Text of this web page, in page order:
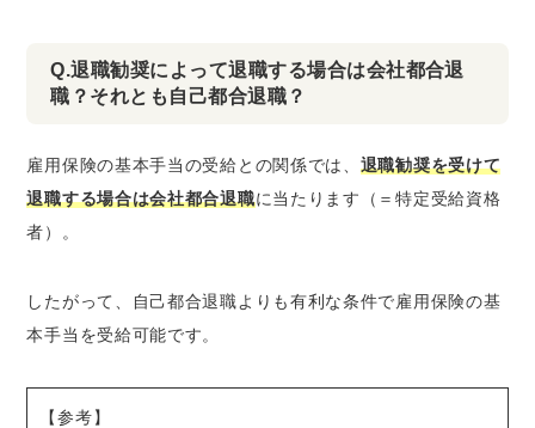
Q.退職勧奨によって退職する場合は会社都合退
職？それとも自己都合退職？
雇用保険の基本手当の受給との関係では、 退職勧奨を受けて
退職する場合は会社都合退職に当たります（＝特定受給資格
者）。
したがって、自己都合退職よりも有利な条件で雇用保険の基
本手当を受給可能です。
【参考】